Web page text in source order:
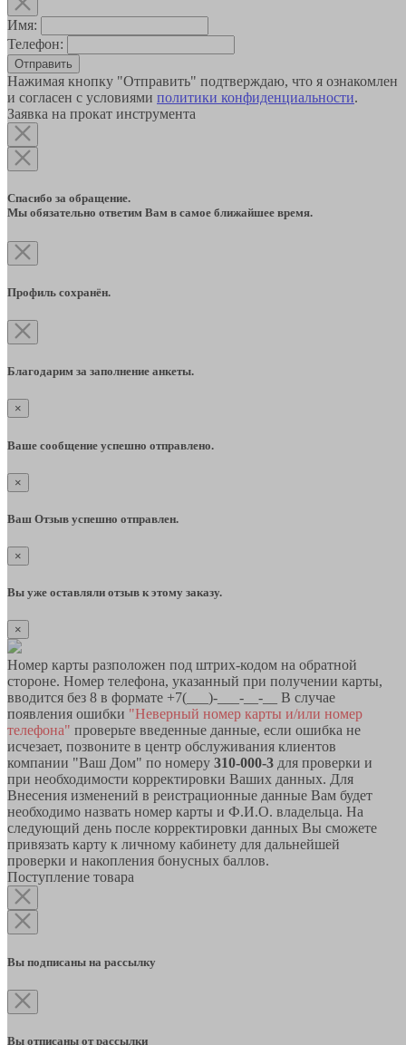
Имя:
Телефон:
Отправить
Нажимая кнопку "Отправить" подтверждаю, что я ознакомлен
и согласен с условиями политики конфиденциальности.
Заявка на прокат инструмента
Спасибо за обращение.
Мы обязательно ответим Вам в самое ближайшее время.
Профиль сохранён.
Благодарим за заполнение анкеты.
×
Ваше сообщение успешно отправлено.
×
Ваш Отзыв успешно отправлен.
×
Вы уже оставляли отзыв к этому заказу.
×
Номер карты разположен под штрих-кодом на обратной
стороне. Номер телефона, указанный при получении карты,
вводится без 8 в формате +7(___)-___-__-__ В случае
появления ошибки "Неверный номер карты и/или номер
телефона" проверьте введенные данные, если ошибка не
исчезает, позвоните в центр обслуживания клиентов
компании "Ваш Дом" по номеру 310-000-3 для проверки и
при необходимости корректировки Ваших данных. Для
Внесения изменений в реистрационные данные Вам будет
необходимо назвать номер карты и Ф.И.О. владельца. На
следующий день после корректировки данных Вы сможете
привязать карту к личному кабинету для дальнейшей
проверки и накопления бонусных баллов.
Поступление товара
Вы подписаны на рассылку
Вы отписаны от рассылки